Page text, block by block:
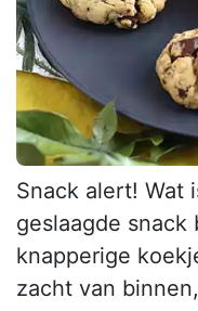
Snack alert! Wat
geslaagde snack
knapperige
zacht van